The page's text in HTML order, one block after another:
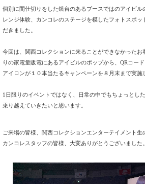
個別に間仕切りをした鏡台のあるブースではのアイビル
レンジ体験、カンコレのステージを模したフォトスポッ
だきました。
今回は、関西コレクションに来ることができなかった
りの家電量販電にあるアイビルのポップから、QRコー
アイロンが１０本当たるキャンペーンを８月末まで実施
1日限りのイベントではなく、日常の中でもちょっとし
乗り越えていきたいと思います。
ご来場の皆様、関西コレクションエンターテイメント
カンコレスタッフの皆様、大変ありがとうございました。